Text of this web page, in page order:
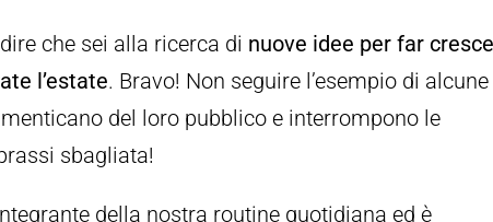
che sei alla ricerca di nuove idee per far
l’estate. Bravo! Non seguire l’esempio di alcune
del loro pubblico e interrompono le
sbagliata!
della nostra routine quotidiana ed è